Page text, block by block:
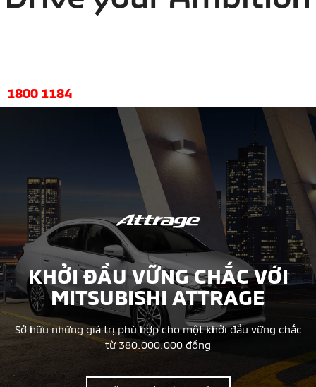
1800 1184
KHỞI ĐẦU VỮNG CHẮC VỚI
MITSUBISHI ATTRAGE
Sở hữu những giá trị phù hợp cho một khởi đầu vững chắc
từ 380.000.000 đồng